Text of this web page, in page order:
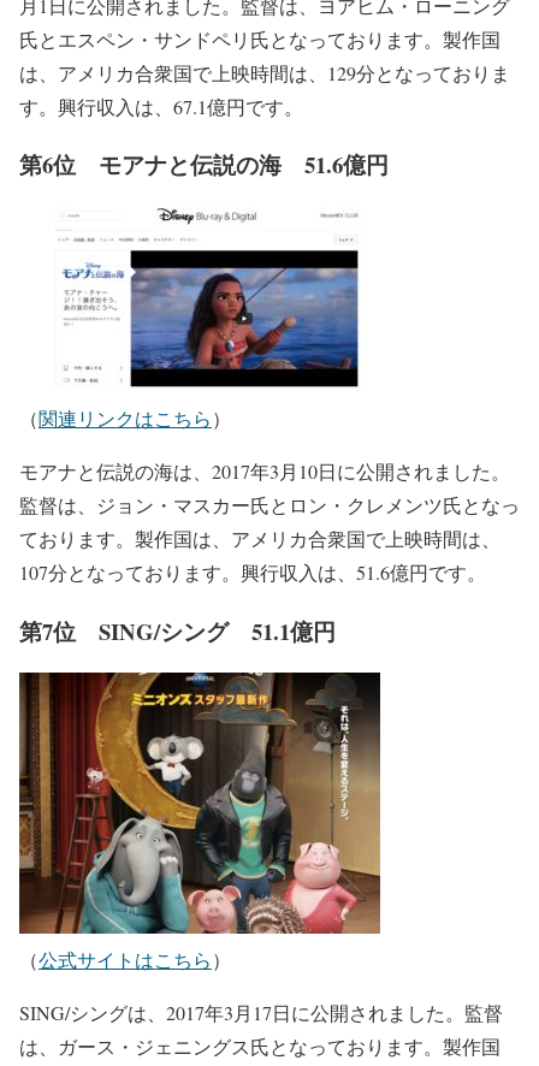
氏とエスペン・サンドペリ氏となっております。製作国
は、アメリカ合衆国で上映時間は、129分となっておりま
す。興行収入は、67.1億円です。
第6位 モアナと伝説の海 51.6億円
（関連リンクはこちら）
モアナと伝説の海は、2017年3月10日に公開されました。
監督は、ジョン・マスカー氏とロン・クレメンツ氏となっ
ております。製作国は、アメリカ合衆国で上映時間は、
107分となっております。興行収入は、51.6億円です。
第7位 SING/シング 51.1億円
（公式サイトはこちら）
SING/シングは、2017年3月17日に公開されました。監督
は、ガース・ジェニングス氏となっております。製作国